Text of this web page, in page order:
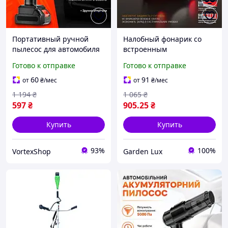
Портативный ручной
пылесос для автомобиля
аккумулятором, удобная
уборка сидений, ковриков
и мелких деталей салона
Готово к отправке
от60₴/мес
597₴
1 194 ₴
Купить
VortexShop 93%
Налобный фонарик со
встроенным
налобный фонарь с
регулируемым ремнем
410Lm 5000K, Фонарь
головый, ODG
Готово к отправке
от91 ₴/мес
905.25₴
1 065 ₴
Купить
Garden Lux 100%